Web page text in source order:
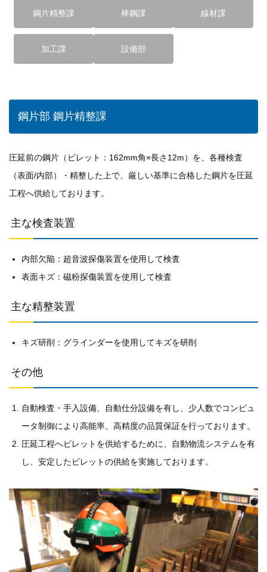
個人情報保護方針
一般事業主行動計画
鋼片精整課 棒鋼課 線材課
加工課 設備部
鋼片部 鋼片精整課
圧延前の鋼片（ビレット：162mm角×長さ12m）を、各種検査
（表面/内部）・精整した上で、厳しい基準に合格した鋼片を圧延
工程へ供給しております。
主な検査装置
内部欠陥：超音波探傷装置を使用して検査
表面キズ：磁粉探傷装置を使用して検査
主な精整装置
キズ研削：グラインダーを使用してキズを研削
その他
自動検査・手入設備、自動仕分設備を有し、少人数でコンピュ
ータ制御により高能率、高精度の品質保証を行っております。
圧延工程へビレットを供給するために、自動物流システムを有
し、安定したビレットの供給を実施しております。